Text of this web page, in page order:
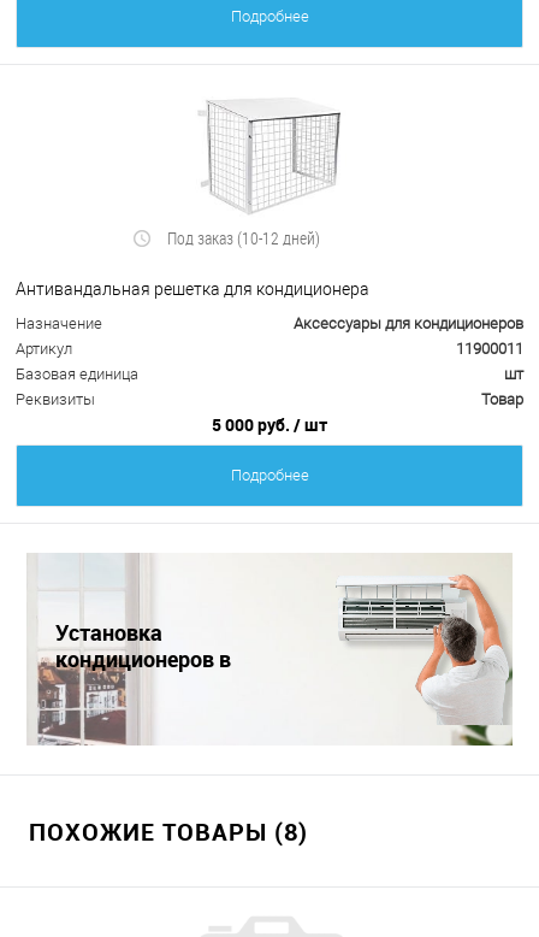
Подробнее
Под заказ (10-12 дней)
Антивандальная решетка для кондиционера
Назначение
Аксессуары для кондиционеров
Артикул
11900011
Базовая единица
шт
Реквизиты
Товар
5 000 руб. / шт
Подробнее
Установка
кондиционеров в
Краснодаре
ПОХОЖИЕ ТОВАРЫ (8)